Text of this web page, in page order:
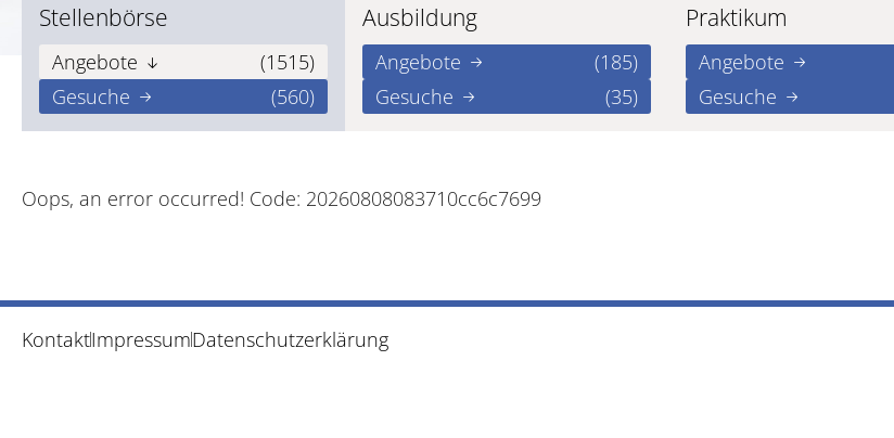
Stellenbörse
Angebote
(1515)
Gesuche
(560)
Ausbildung
Angebote
(185)
Gesuche
(35)
Praktikum
Angebote
Gesuche
Oops, an error occurred! Code: 20260808083710cc6c7699
KontaktImpressumDatenschutzerklärung